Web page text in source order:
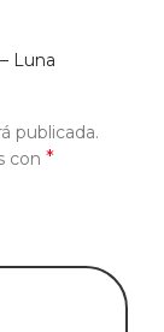
Luna
publicada.
con *